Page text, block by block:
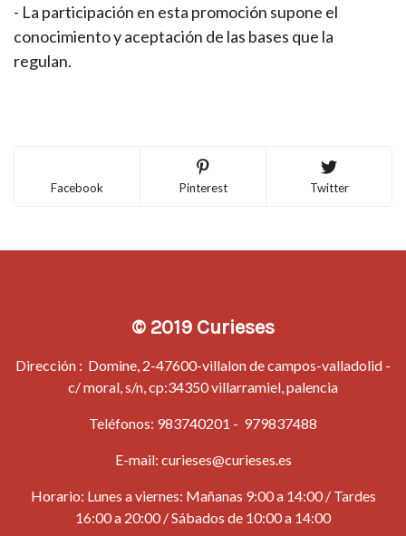
- La participación en esta promoción supone el
conocimiento y aceptación de las bases que la
regulan.
Facebook Pinterest Twitter
© 2019 Curieses
Dirección : Domine, 2-47600-villalon de campos-valladolid -
c/ moral, s/n, cp:34350 villarramiel, palencia
Teléfonos: 983740201 - 979837488
E-mail: curieses@curieses.es
Horario: Lunes a viernes: Mañanas 9:00 a 14:00 / Tardes
16:00 a 20:00 / Sábados de 10:00 a 14:00